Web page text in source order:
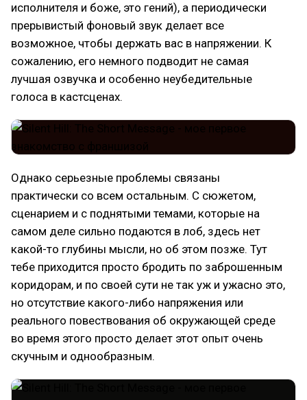
исполнителя и боже, это гений), а периодически
прерывистый фоновый звук делает все
возможное, чтобы держать вас в напряжении. К
сожалению, его немного подводит не самая
лучшая озвучка и особенно неубедительные
голоса в кастсценах.
Однако серьезные проблемы связаны
практически со всем остальным. С сюжетом,
сценарием и с поднятыми темами, которые на
самом деле сильно подаются в лоб, здесь нет
какой-то глубины мысли, но об этом позже. Тут
тебе приходится просто бродить по заброшенным
коридорам, и по своей сути не так уж и ужасно это,
но отсутствие какого-либо напряжения или
реального повествования об окружающей среде
во время этого просто делает этот опыт очень
скучным и однообразным.